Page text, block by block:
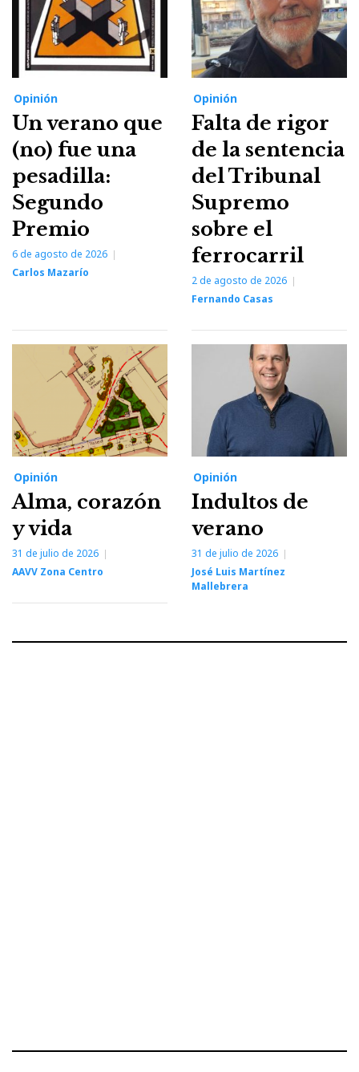
Opinión
Un verano que
(no) fue una
pesadilla:
Segundo
Premio
6 de agosto de 2026
Carlos Mazarío
Opinión
Falta de rigor
de la sentencia
del Tribunal
Supremo
sobre el
ferrocarril
2 de agosto de 2026
Fernando Casas
Opinión
Alma, corazón
y vida
31 de julio de 2026
AAVV Zona Centro
Opinión
Indultos de
verano
31 de julio de 2026
José Luis Martínez
Mallebrera